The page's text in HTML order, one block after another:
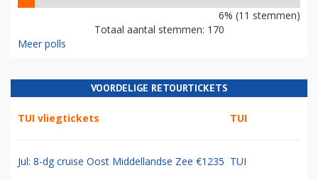
6% (11 stemmen)
Totaal aantal stemmen: 170
Meer polls
VOORDELIGE RETOURTICKETS
TUI vliegtickets TUI
Jul: 8-dg cruise Oost Middellandse Zee €1235 TUI